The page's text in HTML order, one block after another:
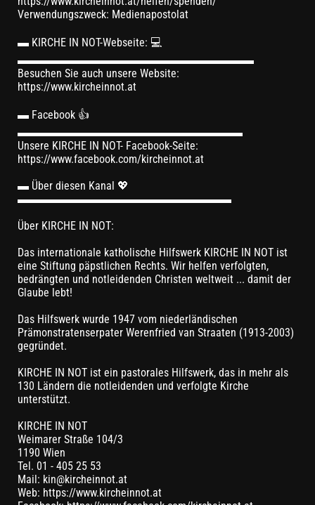
Verwendungszweck: Medienapostolat
▬ KIRCHE IN NOT-Webseite: 💻
▬▬▬▬▬▬▬▬▬▬▬▬▬▬▬▬▬▬▬▬▬
Besuchen Sie auch unsere Website:
https://www.kircheinnot.at
▬ Facebook 👍
▬▬▬▬▬▬▬▬▬▬▬▬▬▬▬▬▬▬▬▬
Unsere KIRCHE IN NOT- Facebook-Seite:
https://www.facebook.com/kircheinnot.at
▬ Über diesen Kanal 💖
▬▬▬▬▬▬▬▬▬▬▬▬▬▬▬▬▬▬▬
Über KIRCHE IN NOT:
Das internationale katholische Hilfswerk KIRCHE IN NOT ist
eine Stiftung päpstlichen Rechts. Wir helfen verfolgten,
bedrängten und notleidenden Christen weltweit ... damit der
Glaube lebt!
Das Hilfswerk wurde 1947 vom niederländischen
Prämonstratenserpater Werenfried van Straaten (1913-2003)
gegründet.
KIRCHE IN NOT ist ein pastorales Hilfswerk, das in mehr als
130 Ländern die notleidenden und verfolgte Kirche
unterstützt.
KIRCHE IN NOT
Weimarer Straße 104/3
1190 Wien
Tel. 01 - 405 25 53
Mail: kin@kircheinnot.at
Web: https://www.kircheinnot.at